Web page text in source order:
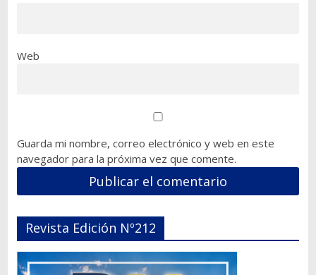
Web
Guarda mi nombre, correo electrónico y web en este
navegador para la próxima vez que comente.
Revista Edición Nº212